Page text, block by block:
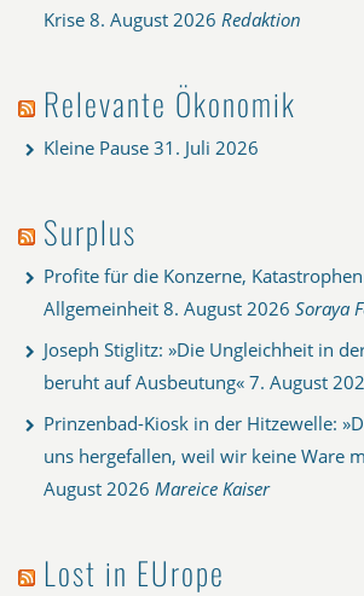
Krise 8. August 2026 Redaktion
Relevante Ökonomik
Kleine Pause 31. Juli 2026
Surplus
Profite für die Konzerne,
Allgemeinheit 8. August 2026 Soraya
Joseph Stiglitz: »Die Ungleichheit in
beruht auf Ausbeutung« 7. August
Prinzenbad-Kiosk in der Hitzewelle:
uns hergefallen, weil wir keine Ware
August 2026 Mareice Kaiser
Lost in EUrope